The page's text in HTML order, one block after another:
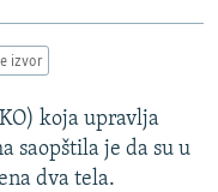
izvor
koja upravlja
saopštila je da su u
dva tela.